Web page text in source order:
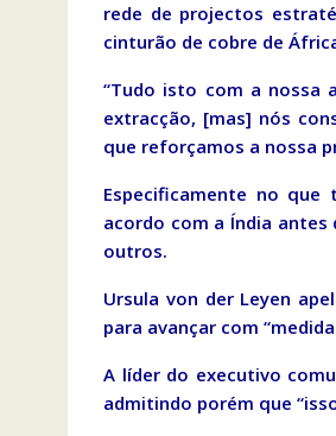
rede de projectos
cinturão de cobre de
“Tudo isto com a nossa
extracção, [mas] nós
que reforçamos a nossa
Especificamente no que
acordo com a Índia antes
outros.
Ursula von der Leyen
para avançar com
A líder do executivo
admitindo porém que